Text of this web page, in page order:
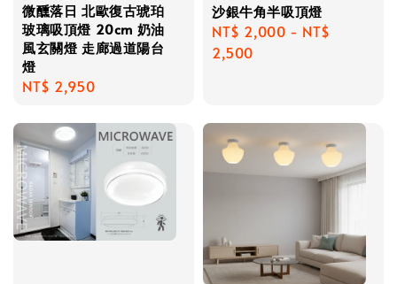
微醺落日 北歐復古琥珀
玻璃吸頂燈 20cm 奶油
風玄關燈 走廊過道陽台
燈
Regular
NT$ 2,950
沙銀牛角半吸頂燈
Regular
price
NT$ 2,000 - NT$
2,500